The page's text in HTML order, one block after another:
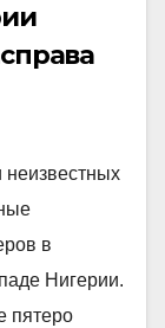
в
Нигерии.
пятеро